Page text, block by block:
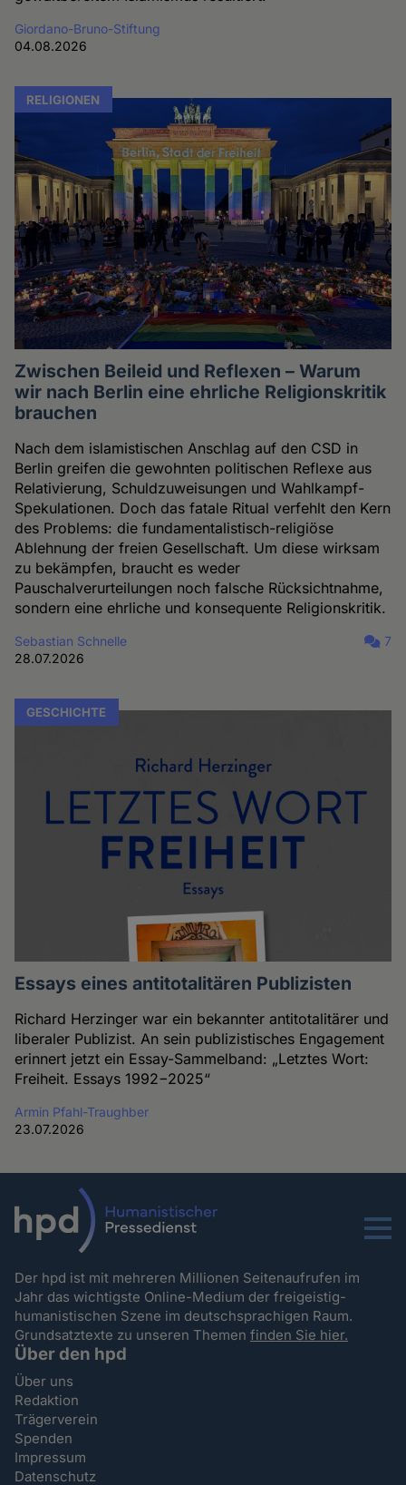
Giordano-Bruno-Stiftung
04.08.2026
RELIGIONEN
Zwischen Beileid und Reflexen – Warum
wir nach Berlin eine ehrliche Religionskritik
brauchen
Nach dem islamistischen Anschlag auf den CSD in
Berlin greifen die gewohnten politischen Reflexe aus
Relativierung, Schuldzuweisungen und Wahlkampf-
Spekulationen. Doch das fatale Ritual verfehlt den Kern
des Problems: die fundamentalistisch-religiöse
Ablehnung der freien Gesellschaft. Um diese wirksam
zu bekämpfen, braucht es weder
Pauschalverurteilungen noch falsche Rücksichtnahme,
sondern eine ehrliche und konsequente Religionskritik.
Sebastian Schnelle
28.07.2026
7
GESCHICHTE
Essays eines antitotalitären Publizisten
Richard Herzinger war ein bekannter antitotalitärer und
liberaler Publizist. An sein publizistisches Engagement
erinnert jetzt ein Essay-Sammelband: „Letztes Wort:
Freiheit. Essays 1992−2025“
Armin Pfahl-Traughber
23.07.2026
Menu
Der hpd ist mit mehreren Millionen Seitenaufrufen im
Jahr das wichtigste Online-Medium der freigeistig-
humanistischen Szene im deutschsprachigen Raum.
Grundsatztexte zu unseren Themenfinden Sie hier.
Über den hpd
Über uns
Redaktion
Trägerverein
Spenden
Impressum
Datenschutz